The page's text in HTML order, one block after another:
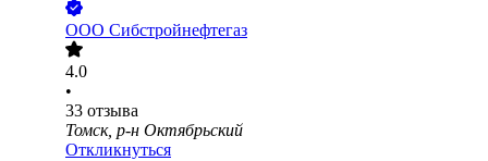
ООО Сибстройнефтегаз
4.0
•
33 отзыва
Томск, р-н Октябрьский
Откликнуться